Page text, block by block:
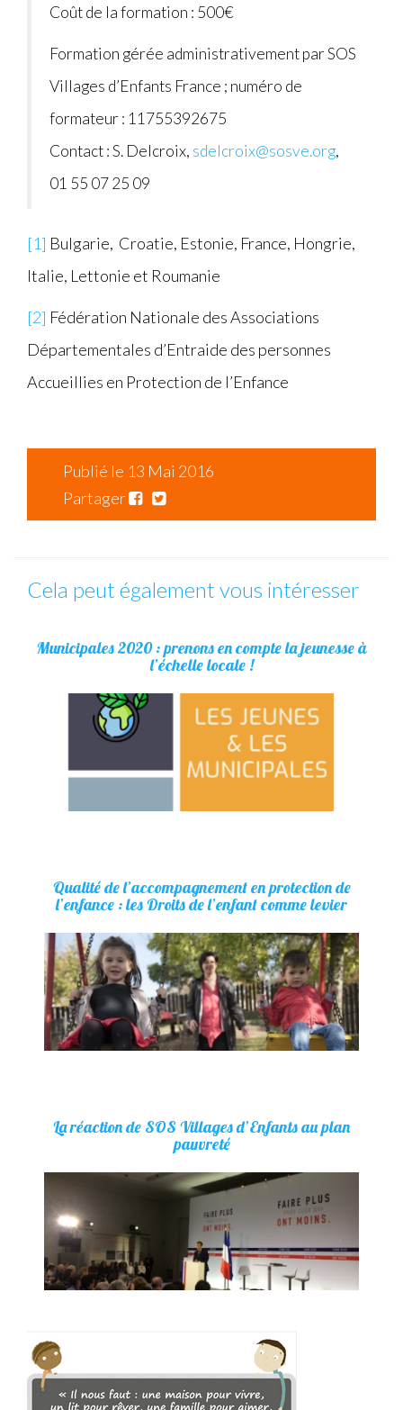
Coût de la formation : 500€
Formation gérée administrativement par SOS
Villages d’Enfants France ; numéro de
formateur : 11755392675
Contact : S. Delcroix, sdelcroix@sosve.org,
01 55 07 25 09
[1] Bulgarie, Croatie, Estonie, France, Hongrie,
Italie, Lettonie et Roumanie
[2] Fédération Nationale des Associations
Départementales d’Entraide des personnes
Accueillies en Protection de l’Enfance
Publié le 13 Mai 2016
Partager
Cela peut également vous intéresser
Municipales 2020 : prenons en compte la jeunesse à
l’échelle locale !
Qualité de l’accompagnement en protection de
l’enfance : les Droits de l’enfant comme levier
La réaction de SOS Villages d’Enfants au plan
pauvreté